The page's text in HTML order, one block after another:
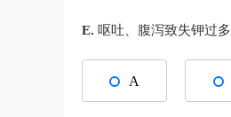
E. 呕吐、腹泻致失钾过多
A